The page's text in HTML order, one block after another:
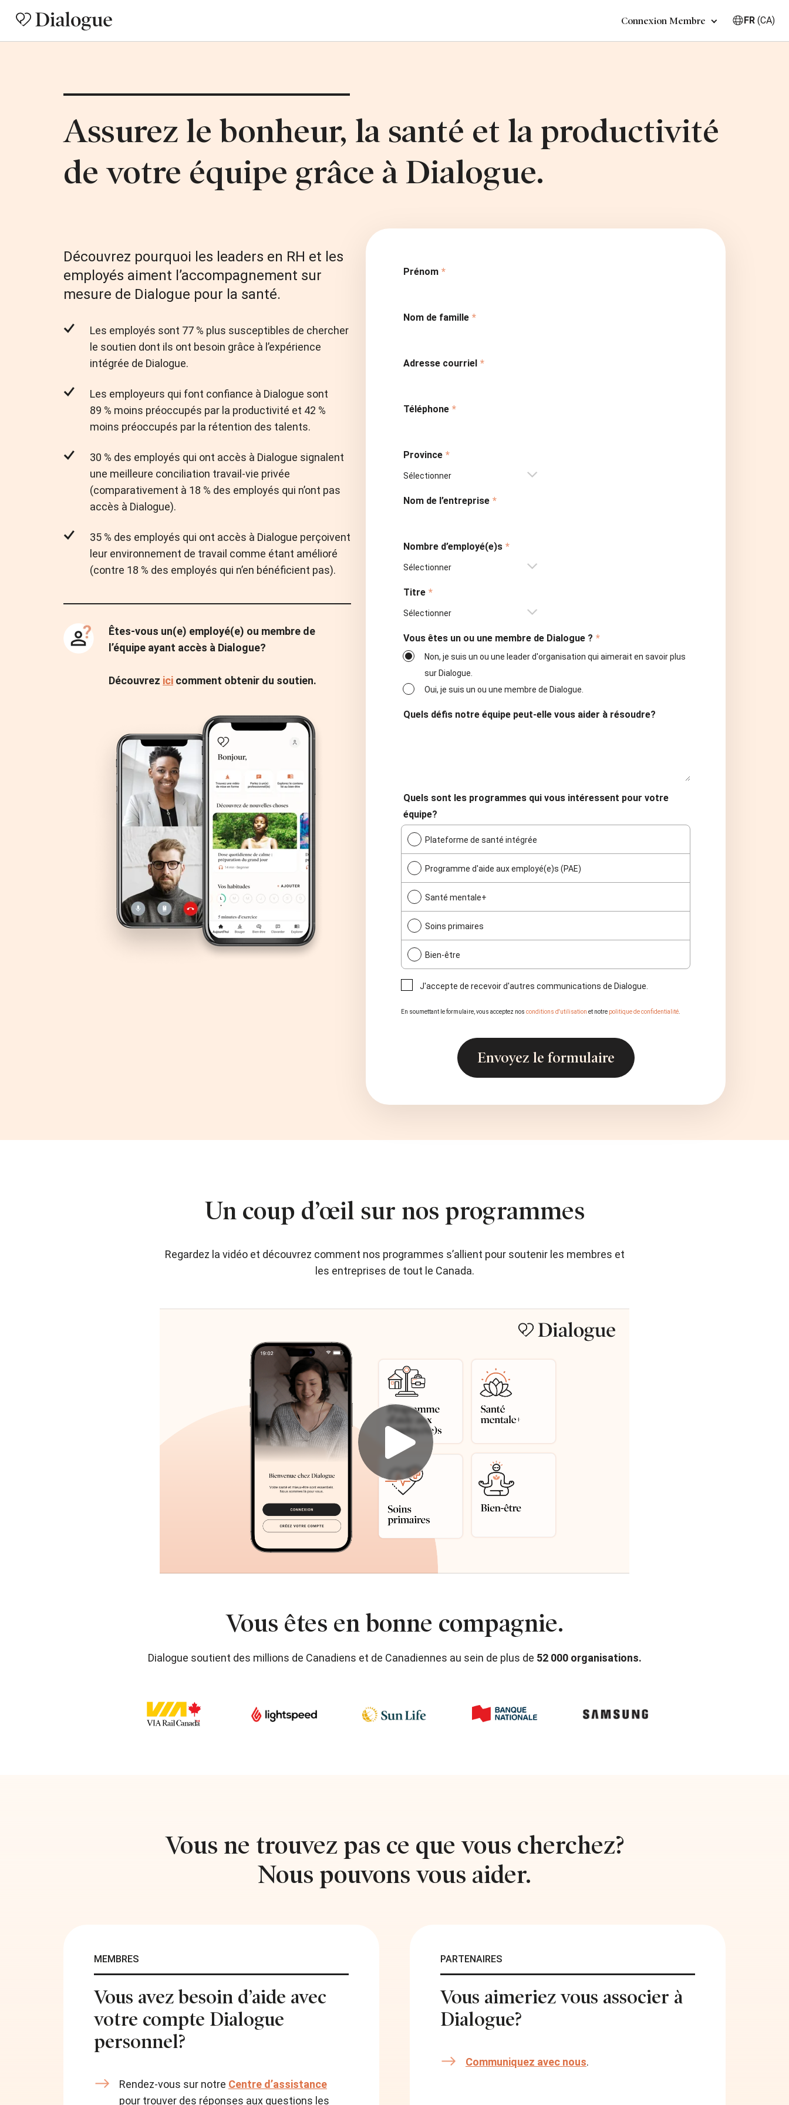
Connexion Membre FR (CA)
Assurez le bonheur, la santé et la productivité
de votre équipe grâce à Dialogue.
Découvrez pourquoi les leaders en RH et les
employés aiment l’accompagnement sur
mesure de Dialogue pour la santé.
Les employés sont 77 % plus susceptibles de chercher
le soutien dont ils ont besoin grâce à l’expérience
intégrée de Dialogue.
Les employeurs qui font confiance à Dialogue sont
89 % moins préoccupés par la productivité et 42 %
moins préoccupés par la rétention des talents.
30 % des employés qui ont accès à Dialogue signalent
une meilleure conciliation travail-vie privée
(comparativement à 18 % des employés qui n’ont pas
accès à Dialogue).
35 % des employés qui ont accès à Dialogue perçoivent
leur environnement de travail comme étant amélioré
(contre 18 % des employés qui n’en bénéficient pas).
Êtes-vous un(e) employé(e) ou membre de
l’équipe ayant accès à Dialogue?
Découvrez ici comment obtenir du soutien.
Prénom *
Nom de famille *
Adresse courriel *
Téléphone *
Province *
Nom de l’entreprise *
Nombre d’employé(e)s *
Titre *
Vous êtes un ou une membre de Dialogue ? *
Non, je suis un ou une leader d'organisation qui aimerait en savoir plus
sur Dialogue.
Oui, je suis un ou une membre de Dialogue.
Quels défis notre équipe peut-elle vous aider à résoudre?
Quels sont les programmes qui vous intéressent pour votre
équipe?
Plateforme de santé intégrée
Programme d'aide aux employé(e)s (PAE)
Santé mentale+
Soins primaires
Bien-être
J'accepte de recevoir d'autres communications de Dialogue.
En soumettant le formulaire, vous acceptez nos conditions d'utilisation et notre politique de confidentialité
Un coup d’œil sur nos programmes
Regardez la vidéo et découvrez comment nos programmes s’allient pour soutenir les membres et
les entreprises de tout le Canada.
Vous êtes en bonne compagnie.
Dialogue soutient des millions de Canadiens et de Canadiennes au sein de plus de 52 000 organisations.
Vous ne trouvez pas ce que vous cherchez?
Nous pouvons vous aider.
MEMBRES
Vous avez besoin d’aide avec
votre compte Dialogue
personnel?
Rendez-vous sur notre Centre d’assistance
pour trouver des réponses aux questions les
PARTENAIRES
Vous aimeriez vous associer à
Dialogue?
Communiquez avec nous.